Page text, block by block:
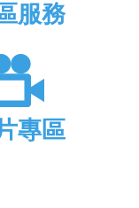
服務
專區